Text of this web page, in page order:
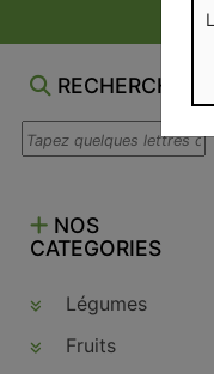
RECHERCHE
NOS
CATEGORIES
Légumes
Fruits